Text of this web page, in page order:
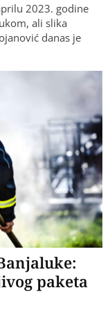
2023. godine
ali slika
danas je
paketa